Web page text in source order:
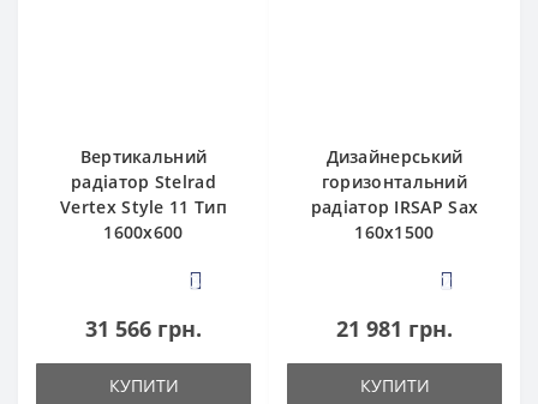
Вертикальний
радіатор Stelrad
Vertex Style 11 Тип
1600х600
3
31 566 грн.
КУПИТИ
Дизайнерський
горизонтальний
радіатор IRSAP Sax
160x1500
2
21 981 грн.
КУПИТИ